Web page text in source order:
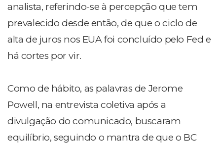
analista, referindo-se à percepção que tem
prevalecido desde então, de que o ciclo de
alta de juros nos EUA foi concluído pelo Fed e
há cortes por vir.
Como de hábito, as palavras de Jerome
Powell, na entrevista coletiva após a
divulgação do comunicado, buscaram
equilíbrio, seguindo o mantra de que o BC